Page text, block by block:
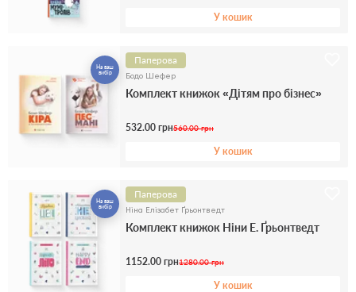
У кошик
На ваш
вибір
Паперова
Бодо Шефер
Комплект книжок «Дітям про бізнес»
532.00 грн560.00 грн
У кошик
На ваш
вибір
Паперова
Ніна Елізабет Ґрьонтведт
Комплект книжок Ніни Е. Ґрьонтведт
1152.00 грн1280.00 грн
У кошик